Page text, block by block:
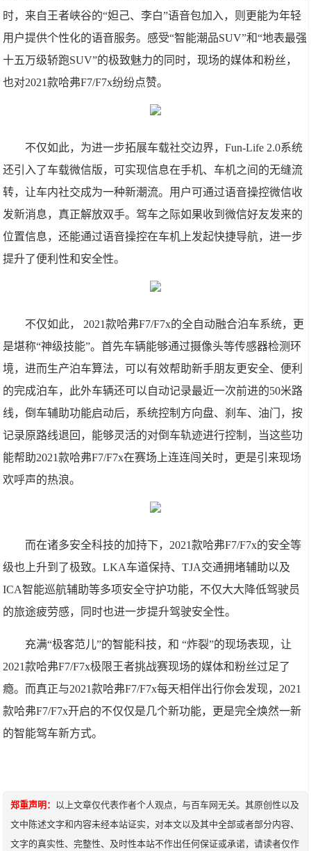
时，来自王者峡谷的“妲己、李白”语音包加入，则更能为年轻
用户提供个性化的语音服务。感受“智能潮品SUV”和“地表最强
十五万级轿跑SUV”的极致魅力的同时，现场的媒体和粉丝，
也对2021款哈弗F7/F7x纷纷点赞。
不仅如此，为进一步拓展车载社交边界，Fun-Life 2.0系统
还引入了车载微信版，可实现信息在手机、车机之间的无缝流
转，让车内社交成为一种新潮流。用户可通过语音操控微信收
发新消息，真正解放双手。驾车之际如果收到微信好友发来的
位置信息，还能通过语音操控在车机上发起快捷导航，进一步
提升了便利性和安全性。
不仅如此， 2021款哈弗F7/F7x的全自动融合泊车系统，更
是堪称“神级技能”。首先车辆能够通过摄像头等传感器检测环
境，进而生产泊车算法，可以有效帮助新手朋友更安全、便利
的完成泊车，此外车辆还可以自动记录最近一次前进的50米路
线，倒车辅助功能启动后，系统控制方向盘、刹车、油门，按
记录原路线退回，能够灵活的对倒车轨迹进行控制，当这些功
能帮助2021款哈弗F7/F7x在赛场上连连闯关时，更是引来现场
欢呼声的热浪。
而在诸多安全科技的加持下，2021款哈弗F7/F7x的安全等
级也上升到了极致。LKA车道保持、TJA交通拥堵辅助以及
ICA智能巡航辅助等多项安全守护功能，不仅大大降低驾驶员
的旅途疲劳感，同时也进一步提升驾驶安全性。
充满“极客范儿”的智能科技，和 “炸裂”的现场表现，让
2021款哈弗F7/F7x极限王者挑战赛现场的媒体和粉丝过足了
瘾。而真正与2021款哈弗F7/F7x每天相伴出行你会发现，2021
款哈弗F7/F7x开启的不仅仅是几个新功能，更是完全焕然一新
的智能驾车新方式。
郑重声明： 以上文章仅代表作者个人观点，与百车网无关。其原创性以及
文中陈述文字和内容未经本站证实，对本文以及其中全部或者部分内容、
文字的真实性、完整性、及时性本站不作出任何保证或承诺，请读者仅作